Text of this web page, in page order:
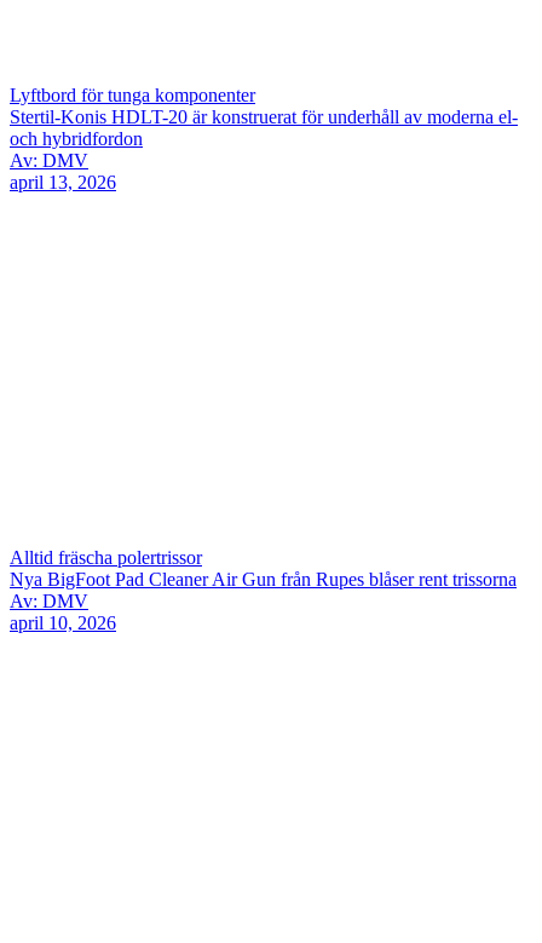
Lyftbord för tunga komponenter
Stertil-Konis HDLT-20 är konstruerat för underhåll av moderna el-
och hybridfordon
Av: DMV
april 13, 2026
Alltid fräscha polertrissor
Nya BigFoot Pad Cleaner Air Gun från Rupes blåser rent trissorna
Av: DMV
april 10, 2026